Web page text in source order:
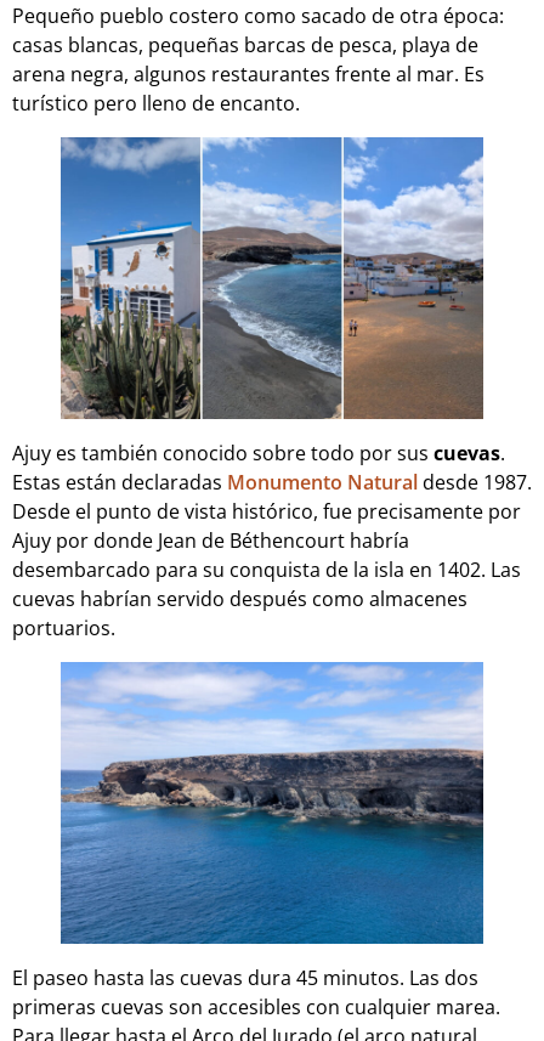
Pequeño pueblo costero como sacado de otra época:
casas blancas, pequeñas barcas de pesca, playa de
arena negra, algunos restaurantes frente al mar. Es
turístico pero lleno de encanto.
Ajuy es también conocido sobre todo por sus cuevas.
Estas están declaradas Monumento Naturaldesde 1987.
Desde el punto de vista histórico, fue precisamente por
Ajuy por donde Jean de Béthencourt habría
desembarcado para su conquista de la isla en 1402. Las
cuevas habrían servido después como almacenes
portuarios.
El paseo hasta las cuevas dura 45 minutos. Las dos
primeras cuevas son accesibles con cualquier marea.